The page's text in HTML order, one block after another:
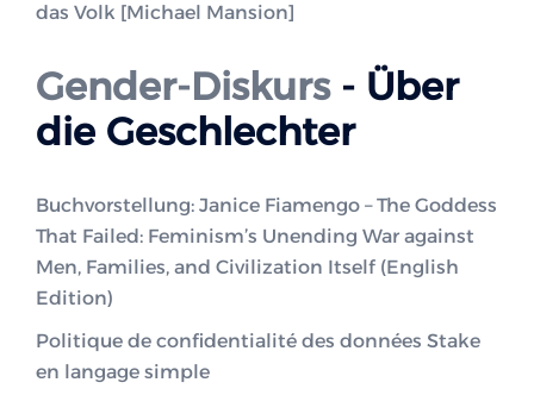
das Volk [Michael Mansion]
Gender-Diskurs- Über
die Geschlechter
Buchvorstellung: Janice Fiamengo – The Goddess
That Failed: Feminism’s Unending War against
Men, Families, and Civilization Itself (English
Edition)
Politique de confidentialité des données Stake
en langage simple